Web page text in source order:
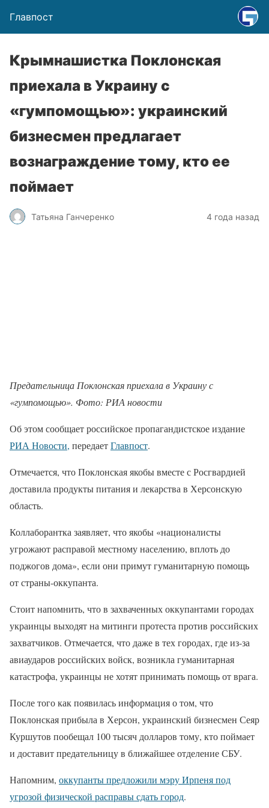
Главпост
Крымнашистка Поклонская
приехала в Украину с
«гумпомощью»: украинский
бизнесмен предлагает
вознаграждение тому, кто ее
поймает
Татьяна Ганчеренко 4 года назад
Предательница Поклонская приехала в Украину с
«гумпомощью». Фото: РИА новости
Об этом сообщает российское пропагандистское издание
РИА Новости, передаетГлавпост.
Отмечается, что Поклонская якобы вместе с Росгвардией
доставила продукты питания и лекарства в Херсонскую
область.
Коллаборантка заявляет, что якобы «националисты
угрожают расправой местному населению, вплоть до
поджогов дома», если они примут гуманитарную помощь
от страны-оккупанта.
Стоит напомнить, что в захваченных оккупантами городах
украинцы выходят на митинги протеста против российских
захватчиков. Отмечается, что даже в тех городах, где из-за
авиаударов российских войск, возникла гуманитарная
катастрофа, украинцы не хотят принимать помощь от врага.
После того как появилась информация о том, что
Поклонская прибыла в Херсон, украинский бизнесмен Сеяр
Куршутов пообещал 100 тысяч долларов тому, кто поймает
и доставит предательницу в ближайшее отделение СБУ.
Напомним, оккупанты предложили мэру Ирпеня под
угрозой физической расправы сдать город.